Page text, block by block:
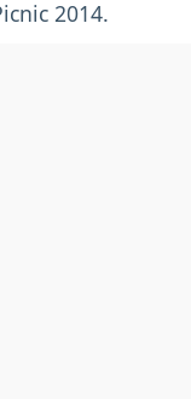
2014.